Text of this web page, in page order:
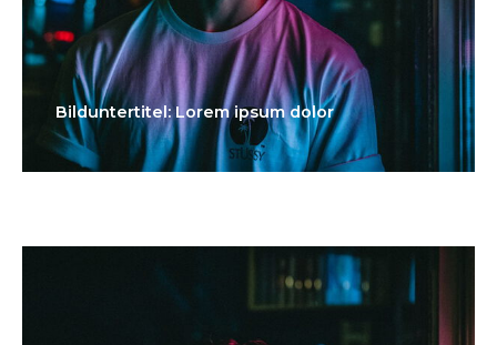
Bilduntertitel: Lorem ipsum dolor